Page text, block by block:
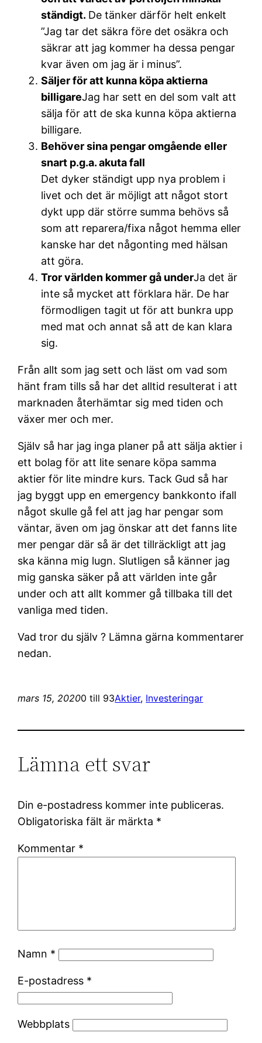
ständigt. De tänker därför helt enkelt
”Jag tar det säkra före det osäkra och
säkrar att jag kommer ha dessa pengar
kvar även om jag är i minus”.
Säljer för att kunna köpa aktierna
billigareJag har sett en del som valt att
sälja för att de ska kunna köpa aktierna
billigare.
Behöver sina pengar omgående eller
snart p.g.a. akuta fall
Det dyker ständigt upp nya problem i
livet och det är möjligt att något stort
dykt upp där större summa behövs så
som att reparera/fixa något hemma eller
kanske har det någonting med hälsan
att göra.
Tror världen kommer gå underJa det är
inte så mycket att förklara här. De har
förmodligen tagit ut för att bunkra upp
med mat och annat så att de kan klara
sig.
Från allt som jag sett och läst om vad som
hänt fram tills så har det alltid resulterat i att
marknaden återhämtar sig med tiden och
växer mer och mer.
Själv så har jag inga planer på att sälja aktier i
ett bolag för att lite senare köpa samma
aktier för lite mindre kurs. Tack Gud så har
jag byggt upp en emergency bankkonto ifall
något skulle gå fel att jag har pengar som
väntar, även om jag önskar att det fanns lite
mer pengar där så är det tillräckligt att jag
ska känna mig lugn. Slutligen så känner jag
mig ganska säker på att världen inte går
under och att allt kommer gå tillbaka till det
vanliga med tiden.
Vad tror du själv ? Lämna gärna kommentarer
nedan.
mars 15, 20200 till 93Aktier, Investeringar
Lämna ett svar
Din e-postadress kommer inte publiceras.
Obligatoriska fält är märkta *
Kommentar *
Namn *
E-postadress *
Webbplats